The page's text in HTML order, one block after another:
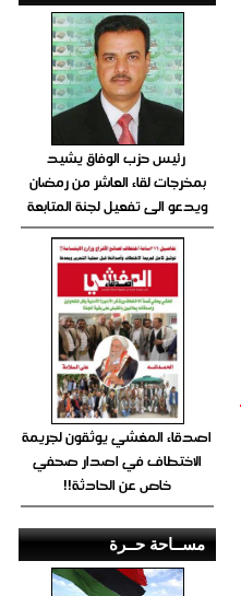
رئيس حزب الوفاق يشيد
بمخرجات لقاء العاشر من رمضان
ويدعو الى تفعيل لجنة المتابعة
اصدقاء المغشي يوثقون لجريمة
الاختطاف في اصدار صحفي
خاص عن الحادثة!!
مســاحة حــرة